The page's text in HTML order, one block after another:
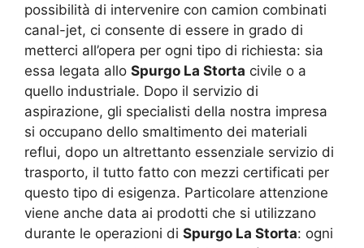
possibilità di intervenire con camion combinati
canal-jet, ci consente di essere in grado di
metterci all’opera per ogni tipo di richiesta: sia
essa legata allo Spurgo La Storta civile o a
quello industriale. Dopo il servizio di
aspirazione, gli specialisti della nostra impresa
si occupano dello smaltimento dei materiali
reflui, dopo un altrettanto essenziale servizio di
trasporto, il tutto fatto con mezzi certificati per
questo tipo di esigenza. Particolare attenzione
viene anche data ai prodotti che si utilizzano
durante le operazioni di Spurgo La Storta: ogni